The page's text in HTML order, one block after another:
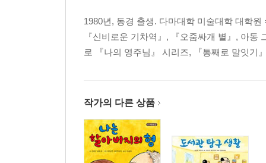
1980년, 동경 출생. 다마대학 미술대학 대학
『신비로운 기차역』, 『오줌싸개 별』, 아동
로 『나의 영주님』 시리즈, 『통째로 말잇기
작가의 다른 상품